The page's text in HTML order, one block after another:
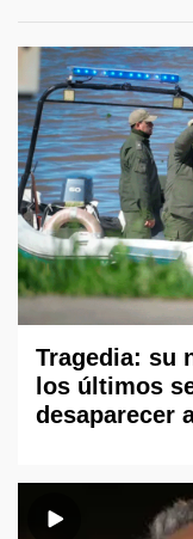
Tragedia: su
los últimos
desaparecer